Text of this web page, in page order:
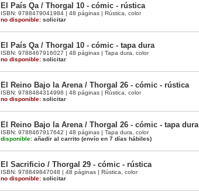
El País Qa / Thorgal 10 - cómic - rústica
ISBN: 9788479041984 | 48 páginas | Rústica, color
no disponible: solicitar
El País Qa / Thorgal 10 - cómic - tapa dura
ISBN: 9788467916027 | 48 páginas | Tapa dura, color
no disponible: solicitar
El Reino Bajo la Arena / Thorgal 26 - cómic - rústica
ISBN: 9788484314998 | 48 páginas | Rústica, color
no disponible: solicitar
El Reino Bajo la Arena / Thorgal 26 - cómic - tapa dura
ISBN: 9788467917642 | 48 páginas | Tapa dura, color
disponible: añadir al carrito (envío en 7 días hábiles)
El Sacrificio / Thorgal 29 - cómic - rústica
ISBN: 978849847048 | 48 páginas | Rústica, color
no disponible: solicitar